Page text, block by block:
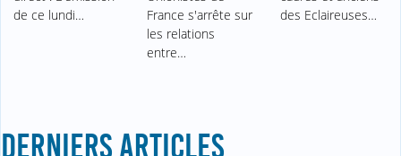
de ce lundi…
France s'arrête sur
les relations
entre…
des Eclaireuses…
DERNIERS ARTICLES